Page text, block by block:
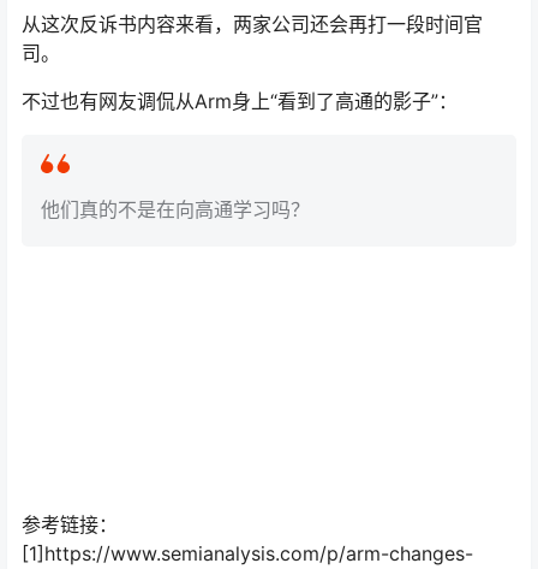
从这次反诉书内容来看，两家公司还会再打一段时间官
司。
不过也有网友调侃从Arm身上“看到了高通的影子”：
他们真的不是在向高通学习吗？
参考链接：
[1]https://www.semianalysis.com/p/arm-changes-